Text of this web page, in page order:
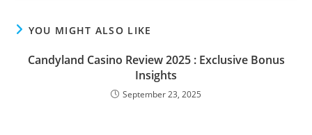
YOU MIGHT ALSO LIKE
Candyland Casino Review 2025 : Exclusive Bonus
Insights
September 23, 2025